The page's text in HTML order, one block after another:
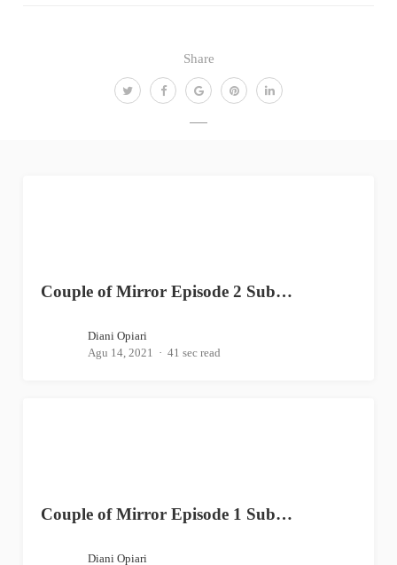
Share
Couple of Mirror Episode 2 Sub…
Diani Opiari
Agu 14, 2021
41 sec read
Couple of Mirror Episode 1 Sub…
Diani Opiari